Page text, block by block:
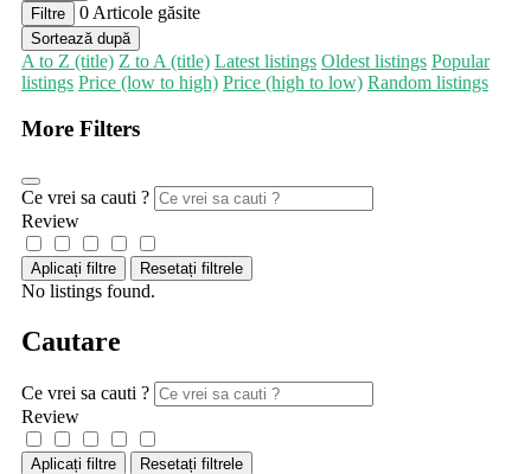
Filtre
0 Articole găsite
Sortează după
A to Z (title) Z to A (title) Latest listings Oldest listings Popular
listings Price (low to high) Price (high to low) Random listings
More Filters
Ce vrei sa cauti ?
Review
Aplicați filtre Resetați filtrele
No listings found.
Cautare
Ce vrei sa cauti ?
Review
Aplicați filtre Resetați filtrele